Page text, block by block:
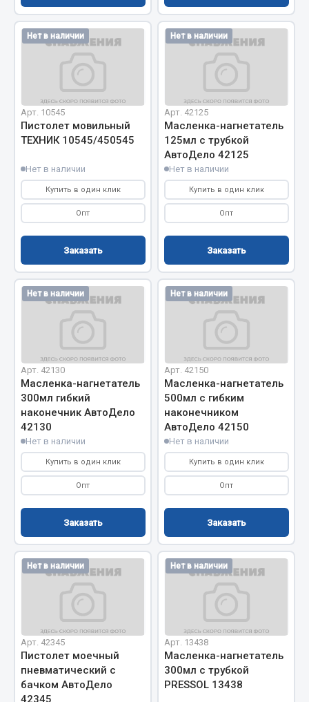
МЕТИЗЫ
Кольца стопорные
Пресс-масленки
Пробки
Хомуты
Показать ещё
Трубки, муфты, гайки
Угольники
Фитинги
Штуцеры
Весь раздел
Автомобильный инструмент
Измерительный инструмент
Крепежный инструмент
Слесарный инструмент
Столярный инструмент
Показать ещё
Нет в наличии
Арт. 10545
Пистолет мовильный
ТЕХНИК 10545/450545
Нет в наличии
Купить в один клик
Опт
Заказать
Нет в наличии
Арт. 42125
Масленка-нагнетатель
125мл с трубкой
АвтоДело 42125
Нет в наличии
Купить в один клик
Опт
Заказать
Нет в наличии
Арт. 42130
Масленка-нагнетатель
300мл гибкий
наконечник АвтоДело
42130
Нет в наличии
Купить в один клик
Опт
Заказать
Нет в наличии
Арт. 42150
Масленка-нагнетатель
500мл с гибким
наконечником
АвтоДело 42150
Нет в наличии
Купить в один клик
Опт
Заказать
Нет в наличии
Арт. 42345
Пистолет моечный
пневматический с
бачком АвтоДело
42345
Нет в наличии
Арт. 13438
Масленка-нагнетатель
300мл с трубкой
PRESSOL 13438